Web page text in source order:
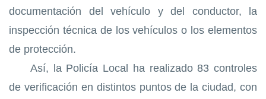
documentación del vehículo y del conductor, la
inspección técnica de los vehículos o los elementos
de protección.
Así, la Policía Local ha realizado 83 controles
de verificación en distintos puntos de la ciudad, con